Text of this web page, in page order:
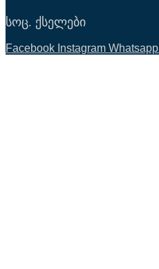
სოც. ქსელები
Facebook Instagram Whatsapp